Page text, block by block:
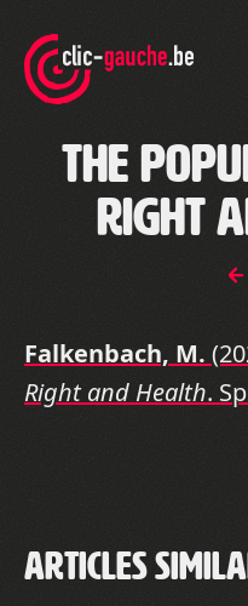
the
content
The
Right
Falkenbach, M.
Right and Health.
Articles